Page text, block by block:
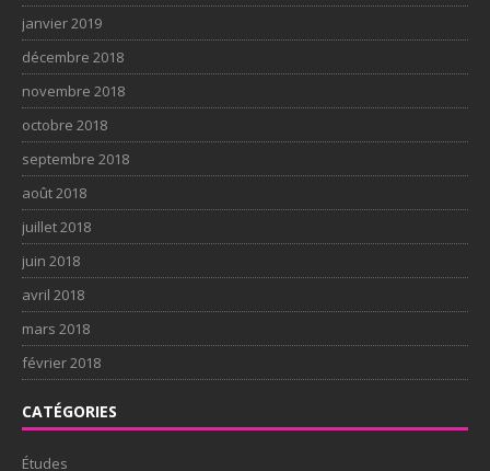
janvier 2019
décembre 2018
novembre 2018
octobre 2018
septembre 2018
août 2018
juillet 2018
juin 2018
avril 2018
mars 2018
février 2018
CATÉGORIES
Études